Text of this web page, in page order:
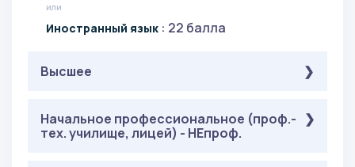
или
Иностранный язык : 22 балла
Высшее
Обязательные( Письменное тестирование ):
Русский язык : 36 баллов
Начальное профессиональное (проф.-
тех. училище, лицей) - НЕпроф.